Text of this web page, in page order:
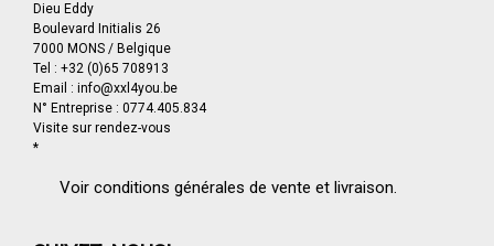
Dieu Eddy
Boulevard Initialis 26
7000 MONS / Belgique
Tel : +32 (0)65 708913
Email : info@xxl4you.be
N° Entreprise : 0774.405.834
Visite sur rendez-vous
*
Voir conditions générales de vente et livraison.